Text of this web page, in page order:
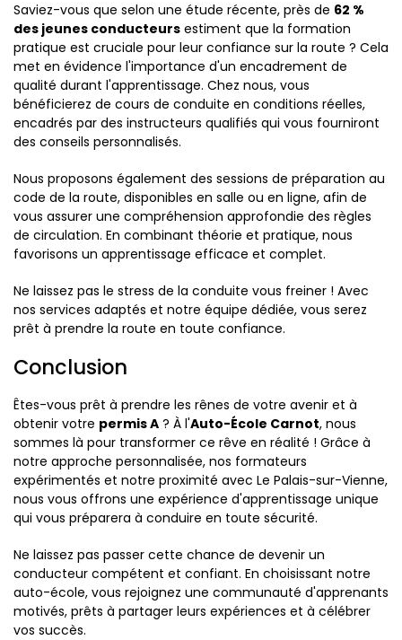
Saviez-vous que selon une étude récente, près de 62 %
des jeunes conducteurs estiment que la formation
pratique est cruciale pour leur confiance sur la route ? Cela
met en évidence l'importance d'un encadrement de
qualité durant l'apprentissage. Chez nous, vous
bénéficierez de cours de conduite en conditions réelles,
encadrés par des instructeurs qualifiés qui vous fourniront
des conseils personnalisés.
Nous proposons également des sessions de préparation au
code de la route, disponibles en salle ou en ligne, afin de
vous assurer une compréhension approfondie des règles
de circulation. En combinant théorie et pratique, nous
favorisons un apprentissage efficace et complet.
Ne laissez pas le stress de la conduite vous freiner ! Avec
nos services adaptés et notre équipe dédiée, vous serez
prêt à prendre la route en toute confiance.
Conclusion
Êtes-vous prêt à prendre les rênes de votre avenir et à
obtenir votre permis A ? À l'Auto-École Carnot, nous
sommes là pour transformer ce rêve en réalité ! Grâce à
notre approche personnalisée, nos formateurs
expérimentés et notre proximité avec Le Palais-sur-Vienne,
nous vous offrons une expérience d'apprentissage unique
qui vous préparera à conduire en toute sécurité.
Ne laissez pas passer cette chance de devenir un
conducteur compétent et confiant. En choisissant notre
auto-école, vous rejoignez une communauté d'apprenants
motivés, prêts à partager leurs expériences et à célébrer
vos succès.